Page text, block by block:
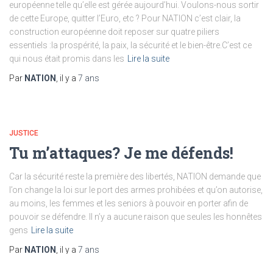
européenne telle qu’elle est gérée aujourd’hui. Voulons-nous sortir
de cette Europe, quitter l’Euro, etc ? Pour NATION c’est clair, la
construction européenne doit reposer sur quatre piliers
essentiels :la prospérité, la paix, la sécurité et le bien-être.C’est ce
qui nous était promis dans les Lire la suite
Par NATION , il y a 7 ans
JUSTICE
Tu m’attaques? Je me défends!
Car la sécurité reste la première des libertés, NATION demande que
l’on change la loi sur le port des armes prohibées et qu’on autorise,
au moins, les femmes et les seniors à pouvoir en porter afin de
pouvoir se défendre. Il n’y a aucune raison que seules les honnêtes
gens Lire la suite
Par NATION , il y a 7 ans